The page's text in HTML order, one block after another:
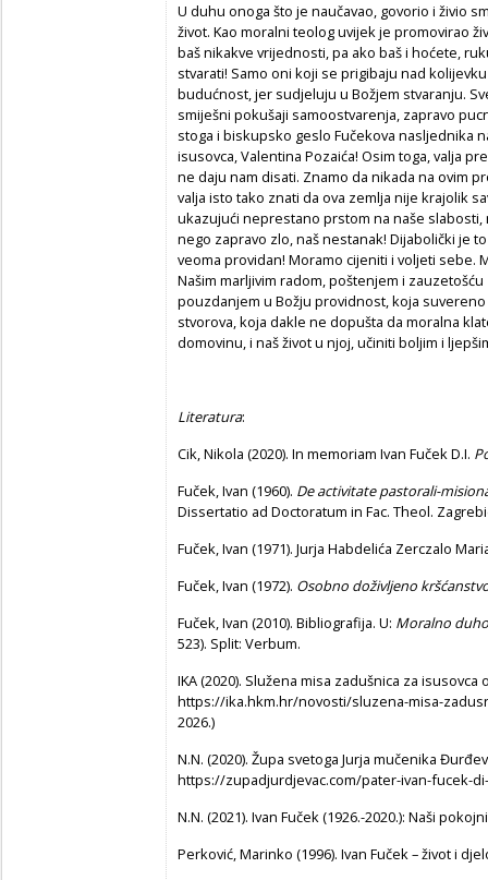
U duhu onoga što je naučavao, govorio i živio
život. Kao moralni teolog uvijek je promovirao
baš nikakve vrijednosti, pa ako baš i hoćete,
stvarati! Samo oni koji se prigibaju nad
budućnost, jer sudjeluju u Božjem stvaranju.
smiješni pokušaji samoostvarenja, zapravo
stoga i biskupsko geslo Fučekova nasljednika
isusovca, Valentina Pozaića! Osim toga, valja
ne daju nam disati. Znamo da nikada na ovim
valja isto tako znati da ova zemlja nije krajolik
ukazujući neprestano prstom na naše
nego zapravo zlo, naš nestanak! Dijabolički je
veoma providan! Moramo cijeniti i voljeti sebe.
Našim marljivim radom, poštenjem i
pouzdanjem u Božju providnost, koja
stvorova, koja dakle ne dopušta da moralna
domovinu, i naš život u njoj, učiniti boljim i
Literatura:
Cik, Nikola (2020). In memoriam Ivan Fuček D.I.
Fuček, Ivan (1960). De activitate pastorali-
Dissertatio ad Doctoratum in Fac. Theol.
Fuček, Ivan (1971). Jurja Habdelića Zerczalo
Fuček, Ivan (1972). Osobno doživljeno
Fuček, Ivan (2010). Bibliografija. U: Moralno
523). Split: Verbum.
IKA (2020). Služena misa zadušnica za isusovca
https://ika.hkm.hr/novosti/sluzena-misa-
2026.)
N.N. (2020). Župa svetoga Jurja mučenika
https://zupadjurdjevac.com/pater-ivan-fucek-di-
N.N. (2021). Ivan Fuček (1926.-2020.): Naši
Perković, Marinko (1996). Ivan Fuček – život i